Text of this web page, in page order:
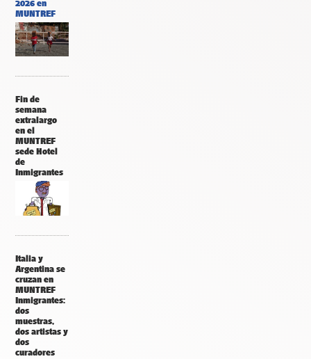
2026 en
MUNTREF
Fin de
semana
extralargo
en el
MUNTREF
sede Hotel
de
Inmigrantes
Italia y
Argentina se
cruzan en
MUNTREF
Inmigrantes:
dos
muestras,
dos artistas y
dos
curadores